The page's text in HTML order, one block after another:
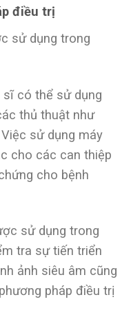
điều trị
sử dụng trong
có thể sử dụng
thủ thuật như
sử dụng máy
cho các can thiệp
cho bệnh
sử dụng trong
tra sự tiến triển
ảnh siêu âm cũng
pháp điều trị